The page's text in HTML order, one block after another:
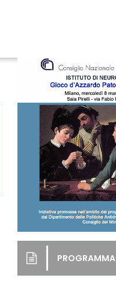
PROGRAMMA